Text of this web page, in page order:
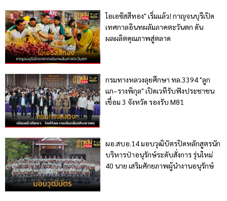
โอเอซิสสีทอง" เริ่มแล้ว! กาญจนบุรีเปิด
เทศกาลอินทผลัมภาคตะวันตก ดัน
ผลผลิตคุณภาพสู่ตลาด
กรมทางหลวงลุยศึกษา ทล.3394 "ลูก
แก–รางพิกุล" เปิดเวทีรับฟังประชาชน
เชื่อม 3 จังหวัด รองรับ M81
ผอ.สบอ.14 มอบวุฒิบัตรปิดหลักสูตรนัก
บริหารป่าอนุรักษ์ระดับสั่งการ รุ่นใหม่
40 นาย เสริมศักยภาพผู้นำงานอนุรักษ์